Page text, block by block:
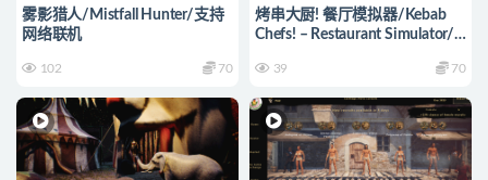
雾影猎人/Mistfall Hunter/支持
网络联机
102 70
烤串大厨! 餐厅模拟器/Kebab
Chefs! – Restaurant Simulator/
39 70